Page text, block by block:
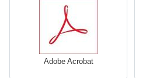
Adobe Acrobat